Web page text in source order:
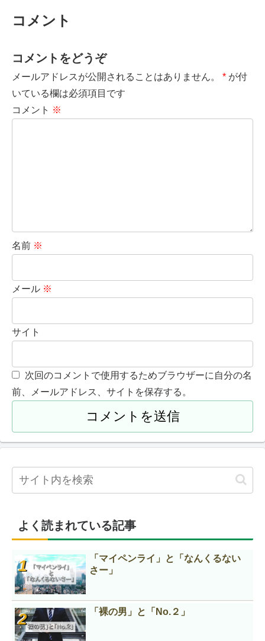
コメント
コメントをどうぞ
メールアドレスが公開されることはありません。 * が付
いている欄は必須項目です
コメント ※
名前 ※
メール ※
サイト
次回のコメントで使用するためブラウザーに自分の名
前、メールアドレス、サイトを保存する。
よく読まれている記事
「マイペンライ」と「なんくるない
さー」
「裸の男」と「No.２」